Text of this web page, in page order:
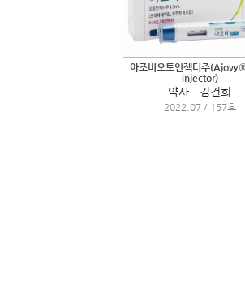
아조비오토인젝터주
injector)
약사 - 김건희
2022.07 / 157호